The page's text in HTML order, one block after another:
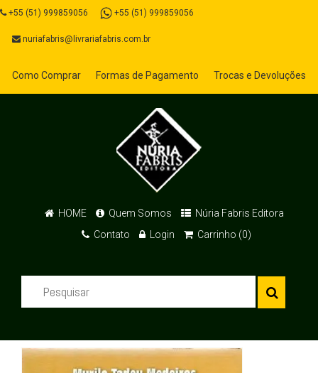
+55 (51) 999859056 +55 (51) 999859056
nuriafabris@livrariafabris.com.br
Como Comprar Formas de Pagamento Trocas e Devoluções
HOME Quem Somos
Núria Fabris Editora
Contato
Login Carrinho (0)